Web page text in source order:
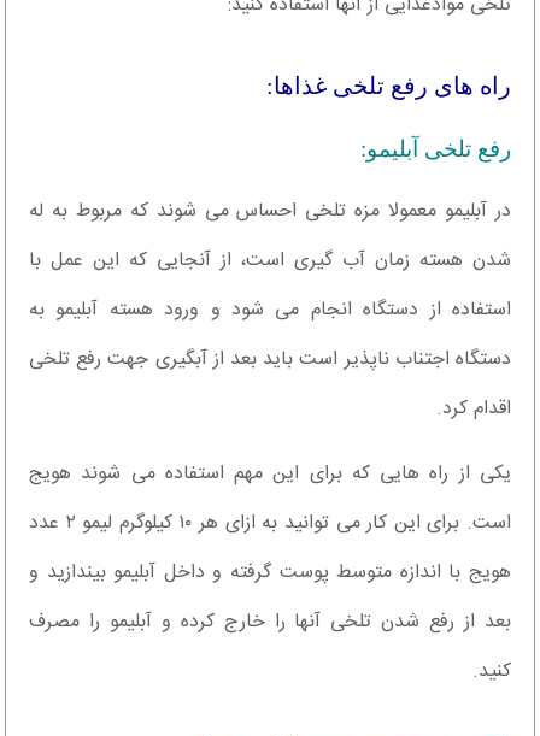
راه های رفع تلخی غذاها:
رفع تلخی آبلیمو:
در آبلیمو معمولا مزه تلخی احساس می شوند که مربوط به له
شدن هسته زمان آب گیری است، از آنجایی که این عمل با
استفاده از دستگاه انجام می شود و ورود هسته آبلیمو به
دستگاه اجتناب ناپذیر است باید بعد از آبگیری جهت رفع تلخی
اقدام کرد.
یکی از راه هایی که برای این مهم استفاده می شوند هویج
است. برای این کار می توانید به ازای هر ۱۰ کیلوگرم لیمو ۲ عدد
هویج با اندازه متوسط پوست گرفته و داخل آبلیمو بیندازید و
بعد از رفع شدن تلخی آنها را خارج کرده و آبلیمو را مصرف
کنید.